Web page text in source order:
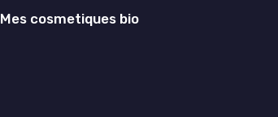
Mes cosmetiques bio